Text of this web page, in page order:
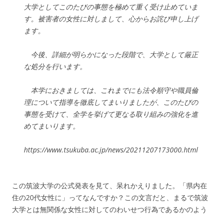
大学としてこのたびの事態を極めて重く受け止めていま
す。被害者の女性に対しまして、心からお詫び申し上げ
ます。
今後、詳細が明らかになった段階で、大学として厳正
な処分を行います。
本学におきましては、これまでにも法令順守や職員倫
理について指導を徹底してまいりましたが、このたびの
事態を受けて、全学を挙げて更なる取り組みの強化を進
めてまいります。
https://www.tsukuba.ac.jp/news/20211207173000.html
この筑波大学の公式発表を見て、呆れかえりました。「県内在
住の20代女性に」ってなんですか？この文言だと、まるで筑波
大学とは無関係な女性に対してのわいせつ行為であるかのよう